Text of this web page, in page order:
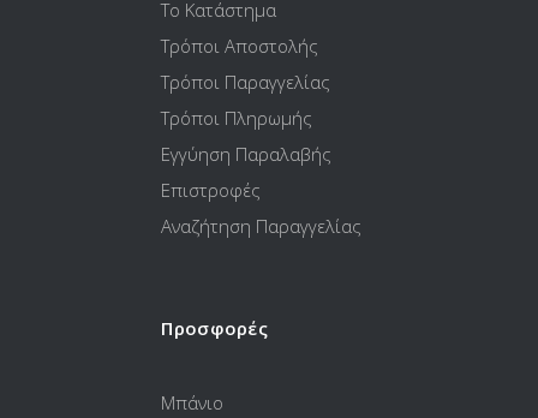
Το Κατάστημα
Τρόποι Αποστολής
Τρόποι Παραγγελίας
Τρόποι Πληρωμής
Εγγύηση Παραλαβής
Επιστροφές
Αναζήτηση Παραγγελίας
Προσφορές
Μπάνιο